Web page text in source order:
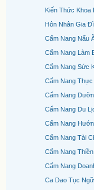
Kiến Thức Khoa
Hôn Nhân Gia
Cẩm Nang Nấu
Cẩm Nang Làm
Cẩm Nang Sức
Cẩm Nang
Cẩm Nang
Cẩm Nang Du
Cẩm Nang
Cẩm Nang Tài
Cẩm Nang
Cẩm Nang
Ca Dao Tục Ngữ